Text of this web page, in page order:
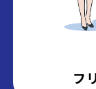
フ